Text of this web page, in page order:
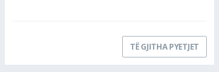
TË GJITHA PYETJET